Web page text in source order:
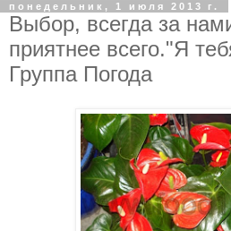
понедельник, 1 июля 2013 г.
Выбор, всегда за
приятнее всего."Я
Группа Погода